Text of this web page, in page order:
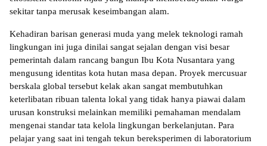
sekitar tanpa merusak keseimbangan alam.
Kehadiran barisan generasi muda yang melek teknologi ramah
lingkungan ini juga dinilai sangat sejalan dengan visi besar
pemerintah dalam rancang bangun Ibu Kota Nusantara yang
mengusung identitas kota hutan masa depan. Proyek mercusuar
berskala global tersebut kelak akan sangat membutuhkan
keterlibatan ribuan talenta lokal yang tidak hanya piawai dalam
urusan konstruksi melainkan memiliki pemahaman mendalam
mengenai standar tata kelola lingkungan berkelanjutan. Para
pelajar yang saat ini tengah tekun bereksperimen di laboratorium